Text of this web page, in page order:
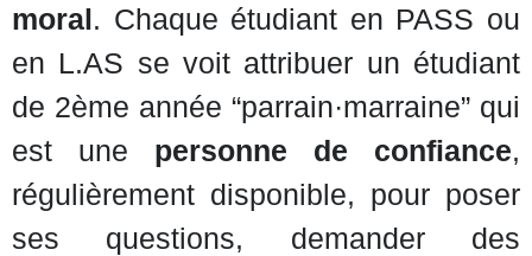
moral. Chaque étudiant en PASS ou
en L.AS se voit attribuer un étudiant
de 2ème année “parrain·marraine” qui
est une personne de confiance,
régulièrement disponible, pour poser
ses questions, demander des